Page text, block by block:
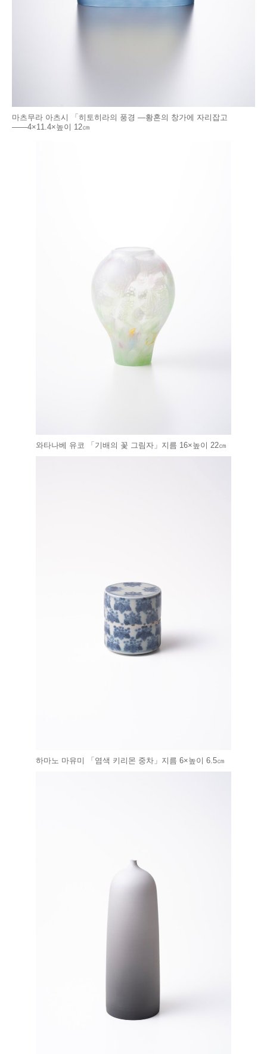
마츠무라 아츠시 「히토히라의 풍경 ―황혼의 창가에 자리잡고
――4×11.4×높이 12㎝
와타나베 유코 「기배의 꽃 그림자」지름 16×높이 22㎝
하마노 마유미 「염색 키리몬 중차」지름 6×높이 6.5㎝